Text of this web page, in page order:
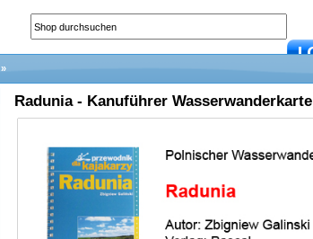
»
Radunia - Kanuführer Wasserwanderkarte